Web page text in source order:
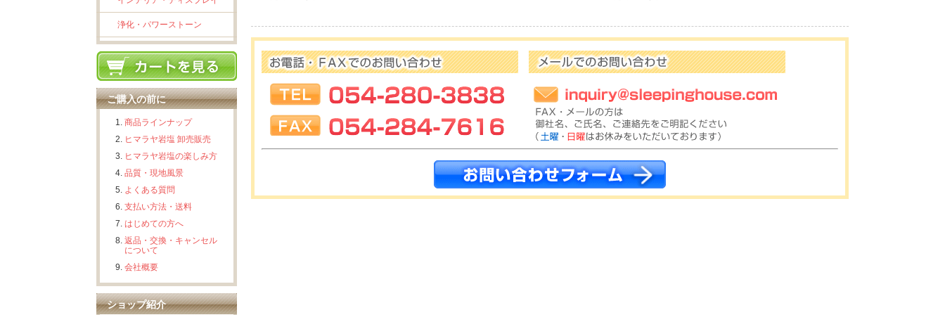
浄化・パワーストーン
ご購入の前に
商品ラインナップ
ヒマラヤ岩塩 卸売販売
ヒマラヤ岩塩の楽しみ方
品質・現地風景
よくある質問
支払い方法・送料
はじめての方へ
返品・交換・キャンセル
について
会社概要
ショップ紹介